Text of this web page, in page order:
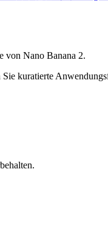
von Nano Banana 2.
kuratierte